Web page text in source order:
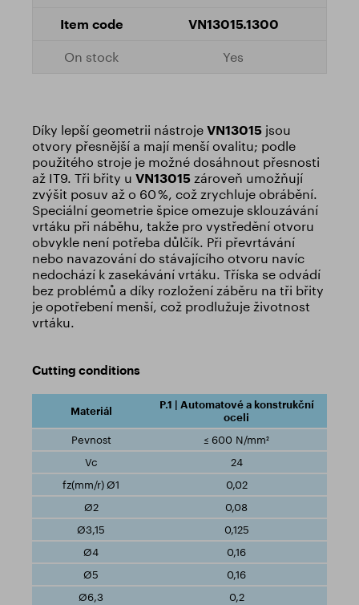
VN13015.1300
Yes
Díky lepší geometrii nástroje VN13015 jsou
otvory přesnější a mají menší ovalitu; podle
použitého stroje je možné dosáhnout přesnosti
až IT9. Tři břity u VN13015 zároveň umožňují
zvýšit posuv až o 60 %, což zrychluje obrábění.
Speciální geometrie špice omezuje sklouzávání
vrtáku při náběhu, takže pro vystředění otvoru
obvykle není potřeba důlčík. Při převrtávání
nebo navazování do stávajícího otvoru navíc
nedochází k zasekávání vrtáku. Tříska se odvádí
bez problémů a díky rozložení záběru na tři břity
je opotřebení menší, což prodlužuje životnost
vrtáku.
Cutting conditions
P.1 | Automatové a konstrukční
oceli
≤ 600 N/mm²
24
0,02
0,08
0,125
0,16
0,16
0,2